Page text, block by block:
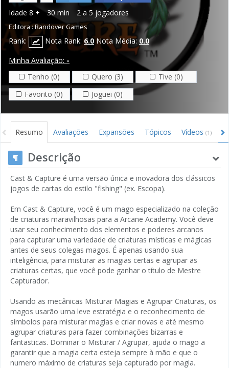
Idade 8 + 30 min 2 a 5 jogadores
Editora :Randover Games
Rank: Nota Rank: 6.0 Nota Média: 0.0
Minha Avaliação: -
Tenho (0)
Quero (3)
Tive (0)
Favorito (0)
Joguei (0)
Resumo Avaliações Expansões Tópicos Vídeos (1)
Descrição
Cast & Capture é uma versão única e inovadora dos clássicos
jogos de cartas do estilo "fishing" (ex. Escopa).
Em Cast & Capture, você é um mago especializado na coleção
de criaturas maravilhosas para a Arcane Academy. Você deve
usar seu conhecimento dos elementos e poderes arcanos
para capturar uma variedade de criaturas místicas e mágicas
antes de seus colegas magos. É apenas usando sua
inteligência, para misturar as magias certas e agrupar as
criaturas certas, que você pode ganhar o título de Mestre
Capturador.
Usando as mecânicas Misturar Magias e Agrupar Criaturas, os
magos usarão uma leve estratégia e o reconhecimento de
símbolos para misturar magias e criar novas e até mesmo
agrupar criaturas para fazer combinações bizarras e
fantasticas. Dominar o Misturar / Agrupar, ajuda o mago a
garantir que a magia certa esteja sempre à mão e que o
numero máximo de criaturas seja capturado por magia.